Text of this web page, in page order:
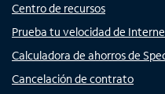
Centro de recursos
Prueba tu velocidad de
Calculadora de ahorros de
Cancelación de contrato